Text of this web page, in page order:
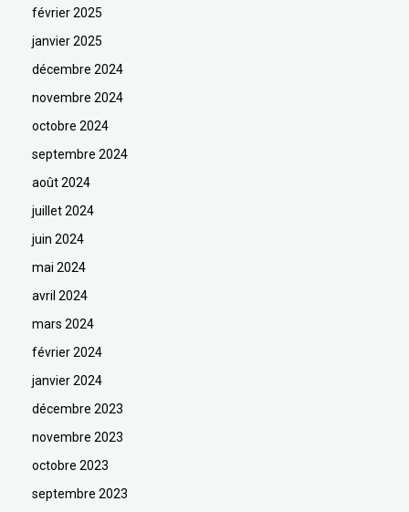
février 2025
janvier 2025
décembre 2024
novembre 2024
octobre 2024
septembre 2024
août 2024
juillet 2024
juin 2024
mai 2024
avril 2024
mars 2024
février 2024
janvier 2024
décembre 2023
novembre 2023
octobre 2023
septembre 2023